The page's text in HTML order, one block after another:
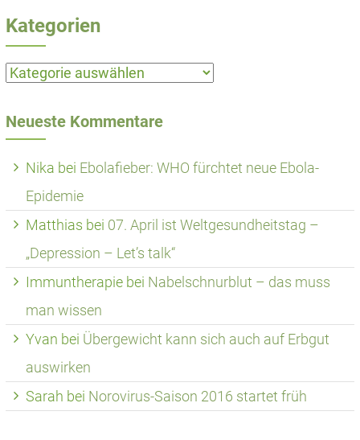
Kategorien
Kategorien
Neueste Kommentare
Nika bei Ebolafieber: WHO fürchtet neue Ebola-
Epidemie
Matthias bei 07. April ist Weltgesundheitstag –
„Depression – Let’s talk“
Immuntherapiebei Nabelschnurblut – das muss
man wissen
Yvan bei Übergewicht kann sich auch auf Erbgut
auswirken
Sarah bei Norovirus-Saison 2016 startet früh